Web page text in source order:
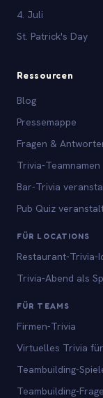
4. Juli
St. Patrick's Day
Ressourcen
Blog
Pressemappe
Fragen &
Trivia-Teamnamen
Bar-Trivia
Pub Quiz
FÜR LOCATIONS
Restaurant-Trivia-
Trivia-Abend als
FÜR TEAMS
Firmen-Trivia
Virtuelles Trivia
Teambuilding-
Teambuilding-